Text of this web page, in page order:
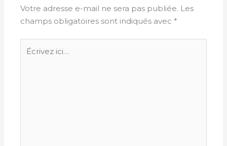
Votre adresse e-mail ne sera pas publiée. Les
champs obligatoires sont indiqués avec *
Écrivez
ici…